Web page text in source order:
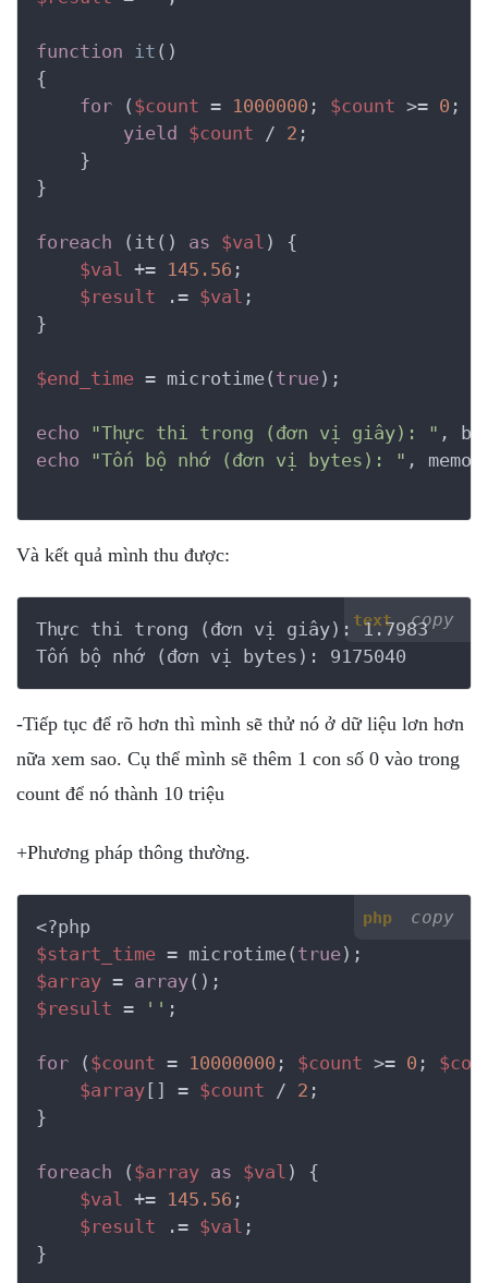
function it ()
{
for ( $count = 1000000 ; $count >= 0 ;
yield
$count / 2 ;
    }
}
foreach (it() as $val ) {
$val += 145.56 ;
$result .= $val ;
}
$end_time = microtime( true);
echo "Thực thi trong (đơn vị giây): " ,
echo
"Tốn bộ nhớ (đơn vị bytes): " ,
Và kết quả mình thu được:
text copy
Thực thi trong (đơn vị giây): 1.7983
Tốn bộ nhớ (đơn vị bytes): 9175040
-Tiếp tục để rõ hơn thì mình sẽ thử nó ở dữ liệu lơn hơn
nữa xem sao. Cụ thể mình sẽ thêm 1 con số 0 vào trong
count để nó thành 10 triệu
+Phương pháp thông thường.
php copy
<?php
$start_time = microtime( true
$array = array
$result = '' ;
for ( $count = 10000000 ; $count >= 0 ;
$array[] = $count / 2 ;
}
foreach ( $array as $val ) {
$val
+= 145.56 ;
$result .= $val ;
}